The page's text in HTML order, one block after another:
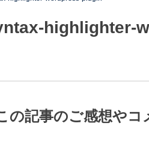
highlighter-
の記事のご感想やコ